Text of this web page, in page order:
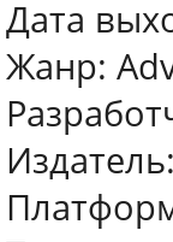
Дата
Жанр: